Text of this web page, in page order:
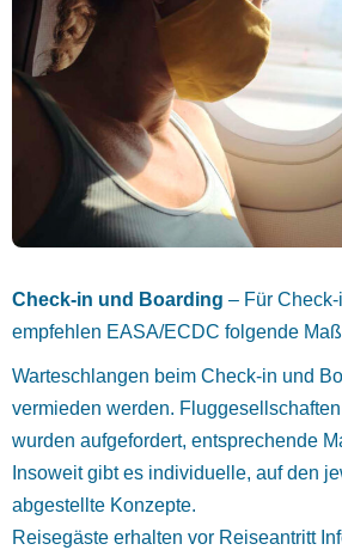
Check-in und Boarding – Für
empfehlen EASA/ECDC folgende
Warteschlangen beim Check-in und
vermieden werden.
wurden aufgefordert, entsprechende
Insoweit gibt es individuelle, auf den
abgestellte Konzepte.
Reisegäste erhalten vor Reiseantritt